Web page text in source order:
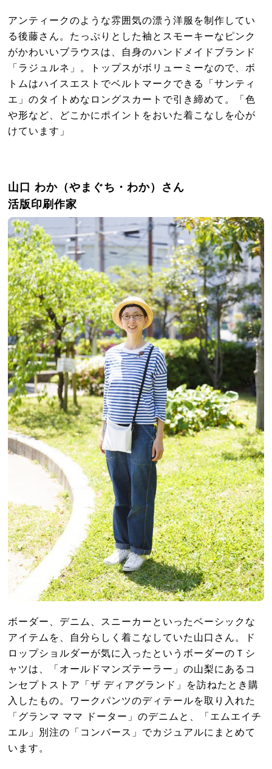
アンティークのような雰囲気の漂う洋服を制作してい
る後藤さん。たっぷりとした袖とスモーキーなピンク
がかわいいブラウスは、自身のハンドメイドブランド
「ラジュルネ」。トップスがボリューミーなので、ボ
トムはハイスエストでベルトマークできる「サンティ
エ」のタイトめなロングスカートで引き締めて。「色
や形など、どこかにポイントをおいた着こなしを心が
けています」
山口 わか（やまぐち・わか）さん
活版印刷作家
ボーダー、デニム、スニーカーといったベーシックな
アイテムを、自分らしく着こなしていた山口さん。ド
ロップショルダーが気に入ったというボーダーのＴシ
ャツは、「オールドマンズテーラー」の山梨にあるコ
ンセプトストア「ザ ディアグランド」を訪ねたとき購
入したもの。ワークパンツのディテールを取り入れた
「グランマ ママ ドーター」のデニムと、「エムエイチ
エル」別注の「コンバース」でカジュアルにまとめて
います。